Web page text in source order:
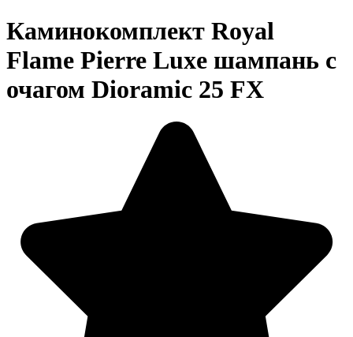
Каминокомплект Royal
Flame Pierre Luxe шампань c
очагом Dioramic 25 FX